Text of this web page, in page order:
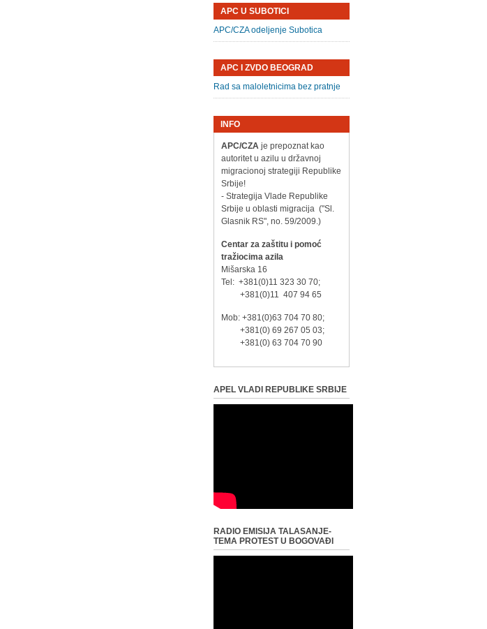
APC U SUBOTICI
APC/CZA odeljenje Subotica
APC I ZVDO BEOGRAD
Rad sa maloletnicima bez pratnje
INFO
APC/CZAje prepoznat kao
autoritet u azilu u državnoj
migracionoj strategiji Republike
Srbije!
- Strategija Vlade Republike
Srbije u oblasti migracija ("Sl.
Glasnik RS", no. 59/2009.)
Centar za zaštitu i pomoć
tražiocima azila
Mišarska 16
Tel: +381(0)11 323 30 70;
+381(0)11 407 94 65
Mob: +381(0)63 704 70 80;
+381(0) 69 267 05 03;
+381(0) 63 704 70 90
APEL VLADI REPUBLIKE SRBIJE
RADIO EMISIJA TALASANJE-
TEMA PROTEST U BOGOVAĐI